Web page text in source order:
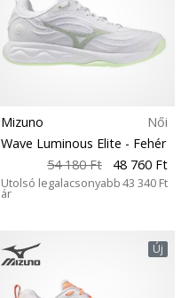
Mizuno
Női
Wave Luminous Elite - Fehér
54 180 Ft
48 760 Ft
Utolsó legalacsonyabb
ár
43 340 Ft
Új